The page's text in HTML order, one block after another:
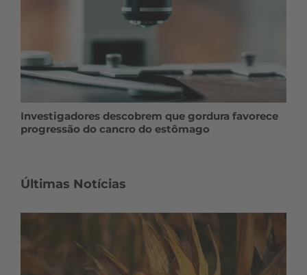
Investigadores descobrem que gordura favorece
progressão do cancro do estômago
Últimas Notícias